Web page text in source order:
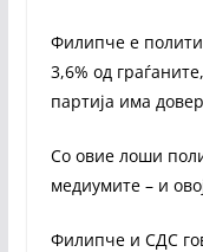
Филипче е
3,6% од
партија има
Со овие лоши
медиумите – и
Филипче и СДС